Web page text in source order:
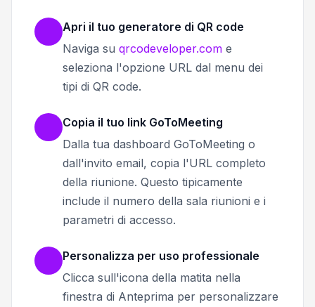
Apri il tuo generatore di QR code
Naviga su qrcodeveloper.com e
seleziona l'opzione URL dal menu dei
tipi di QR code.
Copia il tuo link GoToMeeting
Dalla tua dashboard GoToMeeting o
dall'invito email, copia l'URL completo
della riunione. Questo tipicamente
include il numero della sala riunioni e i
parametri di accesso.
Personalizza per uso professionale
Clicca sull'icona della matita nella
finestra di Anteprima per personalizzare